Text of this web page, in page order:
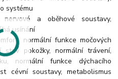
systému
a oběhové soustavy,
usínání
normální funkce močových
pokožky, normální trávení,
normální funkce dýchacího
cévní soustavy, metabolismus